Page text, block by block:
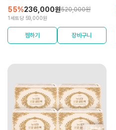
55%236,000원520,000원
1세트당 59,000원